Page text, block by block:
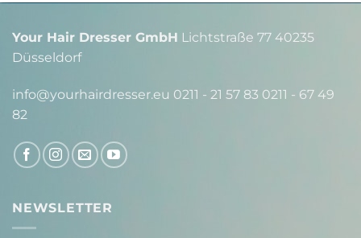
Your Hair Dresser GmbH Lichtstraße 77 40235
Düsseldorf
info@yourhairdresser.eu 0211 - 21 57 83 0211 - 67 49
82
NEWSLETTER